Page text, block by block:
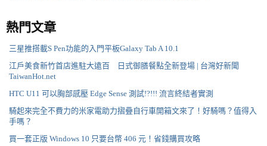
熱門文章
三星推搭載S Pen功能的入門平板Galaxy Tab A 10.1
江戶美食新竹首店進駐大遠百 日式御膳餐點全新登場 | 台灣好新聞
TaiwanHot.net
HTC U11 可以胸部感壓 Edge Sense 測試!?!!! 流言終結者實測
騎起來完全不費力的米家電助力摺疊自行車開箱文來了！好騎嗎？值得入
手嗎？
買一套正版 Windows 10 只要台幣 406 元！省錢購買攻略